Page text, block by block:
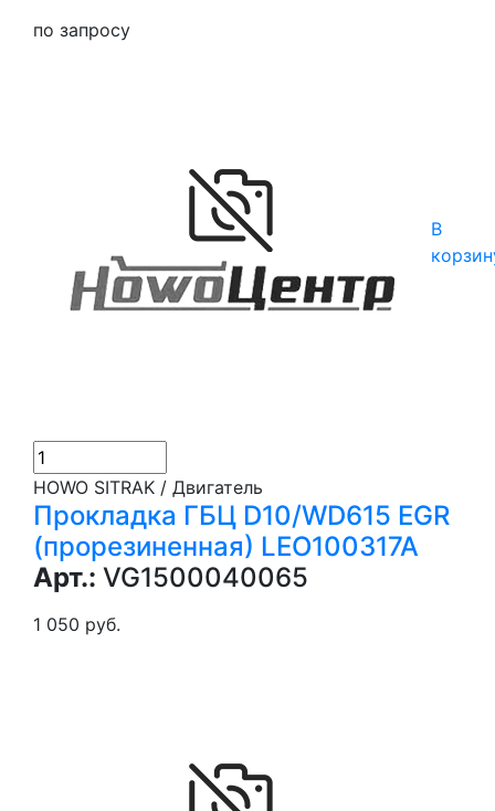
по запросу
В
HOWO SITRAK / Двигатель
Прокладка ГБЦ D10/WD615 EGR
(прорезиненная) LEO100317A
Арт.: VG1500040065
1 050 руб.